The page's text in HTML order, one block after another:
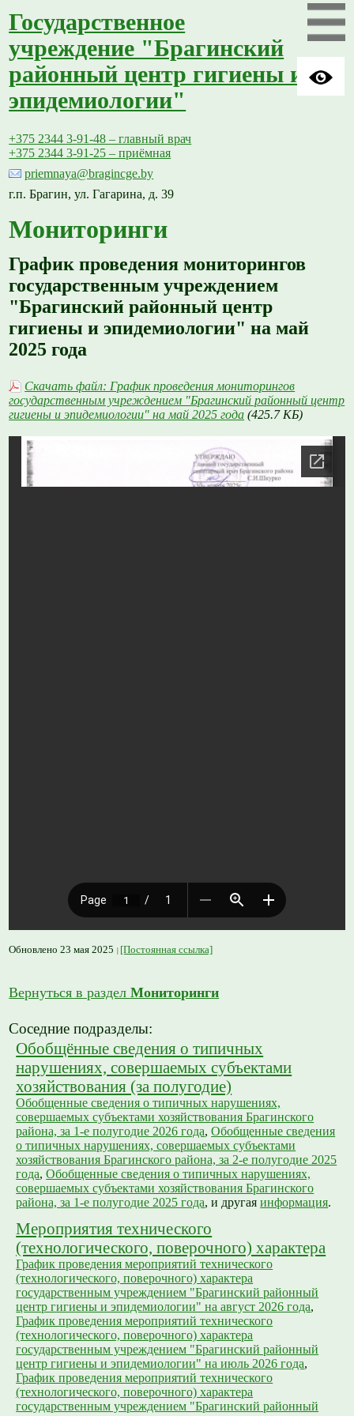
Государственное
учреждение "Брагинский
районный центр гигиены и
эпидемиологии"
+375 2344 3-91-48 – главный врач
+375 2344 3-91-25 – приёмная
priemnaya@bragincge.by
г.п. Брагин, ул. Гагарина, д. 39
Мониторинги
График проведения мониторингов
государственным учреждением
"Брагинский районный центр
гигиены и эпидемиологии" на май
2025 года
Скачать файл: График проведения мониторингов
государственным учреждением "Брагинский районный центр
гигиены и эпидемиологии" на май 2025 года (425.7 КБ)
Обновлено 23 мая 2025 [Постоянная ссылка]
Вернуться в разделМониторинги
Соседние подразделы:
Обобщённые сведения о типичных
нарушениях, совершаемых субъектами
хозяйствования (за полугодие)
Обобщенные сведения о типичных нарушениях,
совершаемых субъектами хозяйствования Брагинского
района, за 1-е полугодие 2026 года,Обобщенные сведения
о типичных нарушениях, совершаемых субъектами
хозяйствования Брагинского района, за 2-е полугодие 2025
года,Обобщенные сведения о типичных нарушениях,
совершаемых субъектами хозяйствования Брагинского
района, за 1-е полугодие 2025 года, и другаяинформация.
Мероприятия технического
(технологического, поверочного) характера
График проведения мероприятий технического
(технологического, поверочного) характера
государственным учреждением "Брагинский районный
центр гигиены и эпидемиологии" на август 2026 года,
График проведения мероприятий технического
(технологического, поверочного) характера
государственным учреждением "Брагинский районный
центр гигиены и эпидемиологии" на июль 2026 года,
График проведения мероприятий технического
(технологического, поверочного) характера
государственным учреждением "Брагинский районный